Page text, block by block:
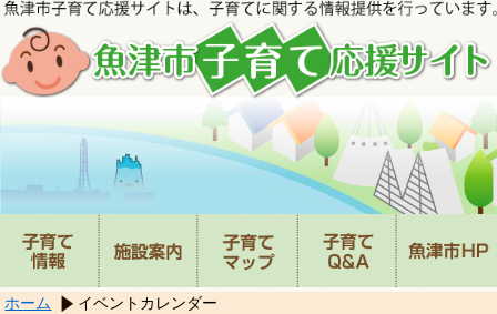
本
文
へ
移
動
ホーム イベントカレンダー